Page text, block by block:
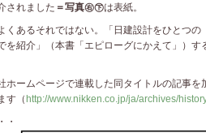
されました ＝写真㊨㊦は表紙。
あるそれではない。「日建設計をひとつの
を紹介」（本書「エピローグにかえて」）す
ームページで連載した同タイトルの記事を
す（ http://www.nikken.co.jp/ja/archives/
・